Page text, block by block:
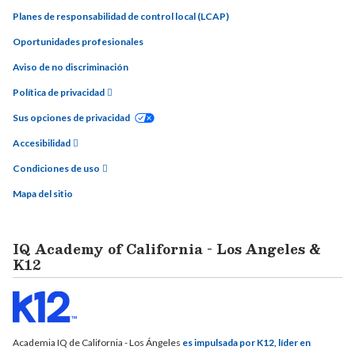
Planes de responsabilidad de control local (LCAP)
Oportunidades profesionales
Aviso de no discriminación
Política de privacidad
Sus opciones de privacidad
Accesibilidad
Condiciones de uso
Mapa del sitio
IQ Academy of California - Los Angeles &
K12
Academia IQ de California - Los Ángeles es impulsada por K12, líder en